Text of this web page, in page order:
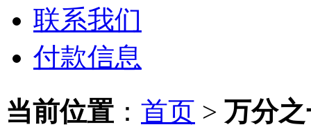
联系我们
付款信息
当前位置 ： 首页 > 万分